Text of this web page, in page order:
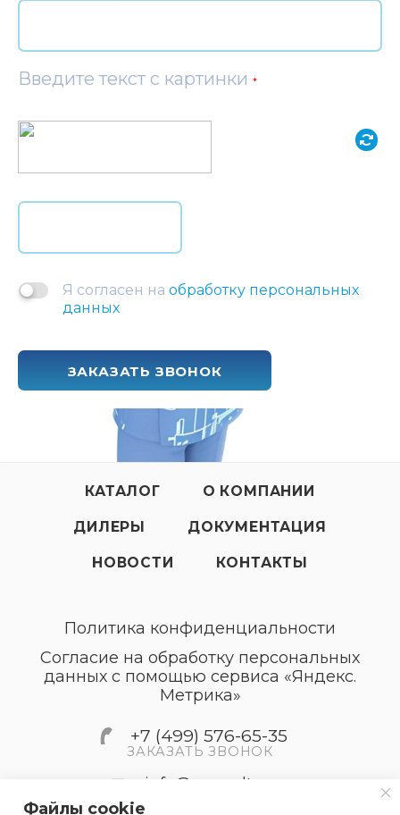
Введите текст с картинки *
Я согласен на обработку персональных
данных
ЗАКАЗАТЬ ЗВОНОК
КАТАЛОГ О КОМПАНИИ
ДИЛЕРЫ ДОКУМЕНТАЦИЯ
НОВОСТИ КОНТАКТЫ
Политика конфиденциальности
Согласие на обработку персональных
данных с помощью сервиса «Яндекс.
Метрика»
+7 (499) 576-65-35
ЗАКАЗАТЬ ЗВОНОК
info@accordtec.ru
Файлы cookie